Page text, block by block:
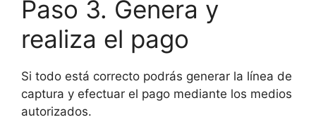
Paso 3. Genera y
realiza el pago
Si todo está correcto podrás generar la línea de
captura y efectuar el pago mediante los medios
autorizados.